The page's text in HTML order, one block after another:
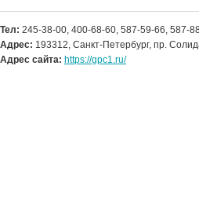
Тел: 245-38-00, 400-68-60, 587-59-66, 587-
Адрес: 193312, Санкт-Петербург, пр.
Адрес сайта: https://gpc1.ru/